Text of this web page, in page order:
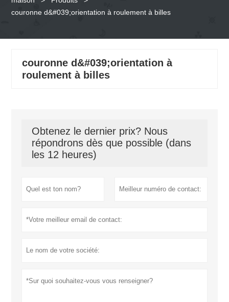
couronne d&#039;orientation à roulement à billes
couronne d&#039;orientation à
roulement à billes
Obtenez le dernier prix? Nous
répondrons dès que possible (dans
les 12 heures)